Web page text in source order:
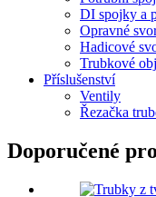
DI spojky a
Opravné
Hadicové
Trubkové
Příslušenství
Ventily
Řezačka
Doporučené